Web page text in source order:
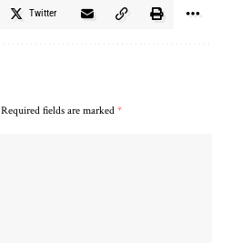
Twitter
Required fields are marked *